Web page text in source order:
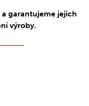
garantujeme jejich
výroby.